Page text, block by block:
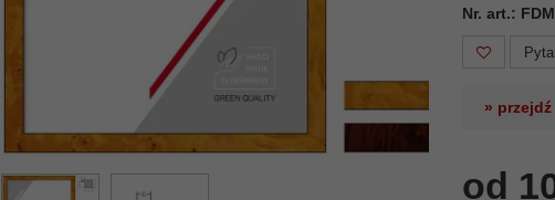
Nr. art.:
»
od